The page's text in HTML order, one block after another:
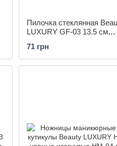
Пилочка стеклянная
LUXURY GF-03 13.5 см
71 грн